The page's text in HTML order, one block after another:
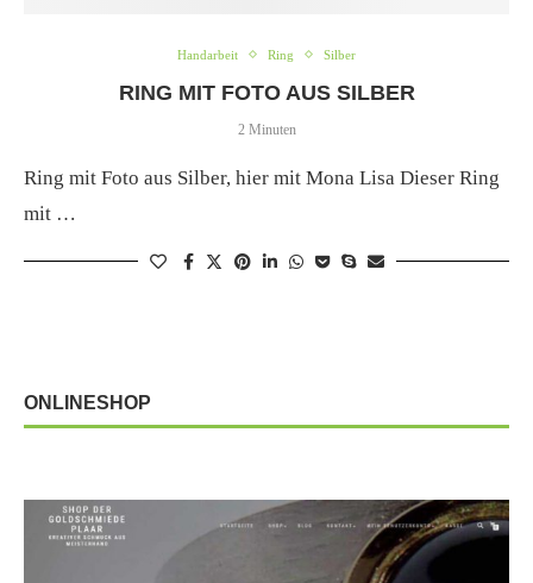
Handarbeit Ring Silber
RING MIT FOTO AUS SILBER
2 Minuten
Ring mit Foto aus Silber, hier mit Mona Lisa Dieser Ring
mit …
ONLINESHOP